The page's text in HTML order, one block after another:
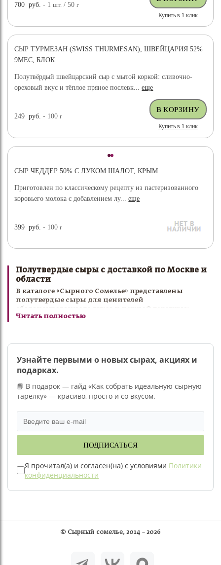
700 руб. - 1шт. / 50г
Купить в 1 клик
СЫР ТУРМЕЗАН (SWISS THURMESAN), ШВЕЙЦАРИЯ 52%
9МЕС, БЛОК
Полутвёрдый швейцарский сыр с мытой коркой: сливочно-
ореховый вкус и тёплое пряное послевк...еще
249 руб. - 100г
Купить в 1 клик
СЫР ЧЕДДЕР 50% С ЛУКОМ ШАЛОТ, КРЫМ
Приготовлен по классическому рецепту из пастеризованного
коровьего молока с добавлением лу...еще
399 руб. - 100г
Полутвердые сыры с доставкой по Москве и
области
В каталоге «Сырного Сомелье» представлены
полутвердые сыры для ценителей
сбалансированного вкуса и нежной текстуры:
маасдам, гауда, эдам и другие популярные сорта.
тщательно отбираем каждую позицию, чтобы
предложить только лучшие сорта высокого качества.
области можно в интернет-магазине «Сырный
Сомелье».
Читать полностью
Узнайте первыми о новых сырах, акциях и
подарках.
📘 В подарок — гайд «Как собрать идеальную сырную
тарелку» — красиво, просто и со вкусом.
ПОДПИСАТЬСЯ
Я прочитал(а) и согласен(на) с условиями Политики
конфиденциальности
© Сырный сомелье, 2014 – 2026